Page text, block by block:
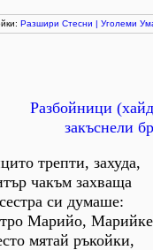
Разшири Стесни | Уголеми
Разбойници
закъснели
трепти, захуда,
чакъм захваща
си думаше:
Марийо,
мятай ръкойки,